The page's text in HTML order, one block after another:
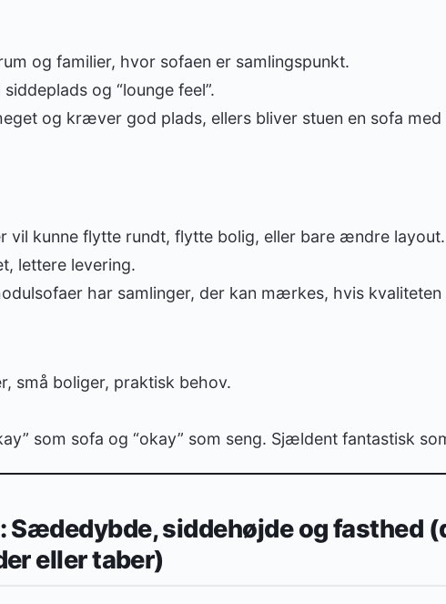
og familier, hvor sofaen er samlingspunkt.
og “lounge feel”.
og kræver god plads, ellers bliver stuen en sofa med
vil kunne flytte rundt, flytte bolig, eller bare ændre layout.
lettere levering.
har samlinger, der kan mærkes, hvis kvaliteten
små boliger, praktisk behov.
som sofa og “okay” som seng. Sjældent fantastisk
Sædedybde, siddehøjde og fasthed
eller taber)